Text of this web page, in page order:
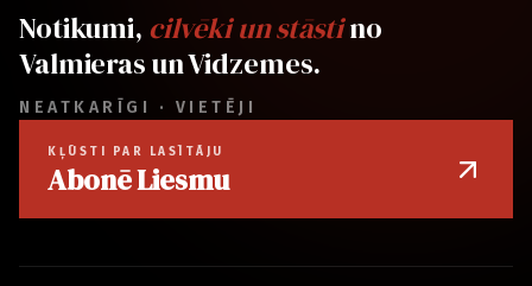
Notikumi, cilvēki un stāstino
Valmieras un Vidzemes.
NEATKARĪGI · VIETĒJI
KĻŪSTI PAR LASĪTĀJU
Abonē Liesmu